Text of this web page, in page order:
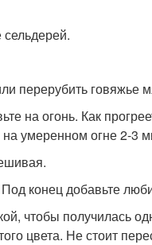
перерубить говяжье
на огонь. Как
умеренном огне 2-3
конец добавьте
чтобы получилась
цвета. Не стоит